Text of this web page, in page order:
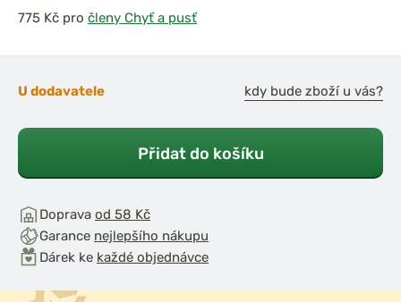
pro členy Chyť a pusť
U dodavatele kdy bude zboží u vás?
Přidat do košíku
Doprava od 58 Kč
Garance nejlepšího nákupu
Dárek ke každé objednávce